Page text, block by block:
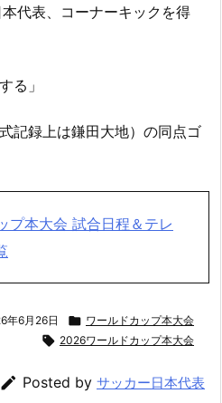
代表、コーナーキックを得
る」
記録上は鎌田大地）の同点ゴ
プ本大会 試合日程＆テレ
年6月26日  ワールドカップ本大会
 2026ワールドカップ本大会
 Posted by サッカー日本代表